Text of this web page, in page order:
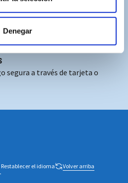
Denegar
a 100€ (España peninsular)
segura a través de tarjeta o
Restablecer el idioma Volver arriba